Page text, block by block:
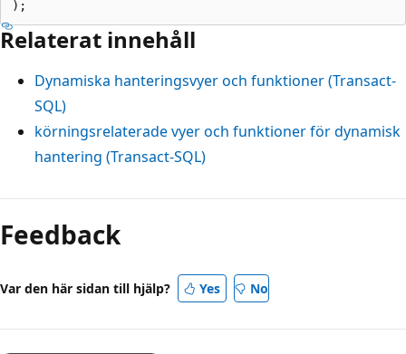
Relaterat innehåll
Dynamiska hanteringsvyer och funktioner (Transact-
SQL)
körningsrelaterade vyer och funktioner för dynamisk
hantering (Transact-SQL)
Feedback
Var den här sidan till hjälp? Yes No